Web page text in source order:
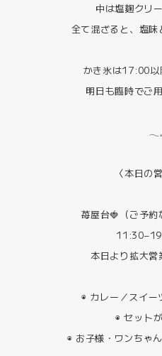
中は塩麹クリ
全て混ざると、塩味
かき氷は17:00以
明日も臨時でご
〈本日の
苺屋台🍓（ご予約
本日より拡大営
◉ カレー／スイー
◉ セット
◉ お子様・ワンちゃ